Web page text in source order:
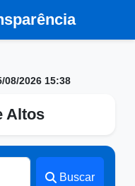
08/2026 15:38
Altos
Buscar